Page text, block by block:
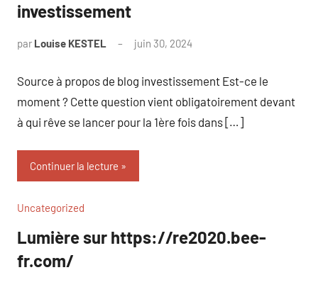
investissement
par Louise KESTEL juin 30, 2024
Source à propos de blog investissement Est-ce le
moment ? Cette question vient obligatoirement devant
à qui rêve se lancer pour la 1ère fois dans […]
Continuer la lecture
Uncategorized
Lumière sur https://re2020.bee-
fr.com/